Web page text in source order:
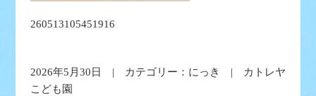
260513105451916
2026年5月30日 | カテゴリー： にっき
| カトレヤ
こども園